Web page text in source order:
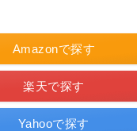
Amazonで探す
楽天で探す
Yahooで探す